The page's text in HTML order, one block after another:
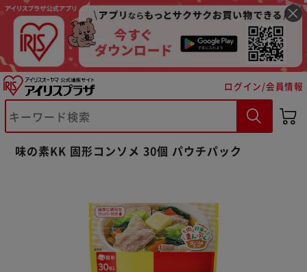
ログイン/会員情報
味の素KK 固形コンソメ 30個 パウチパック
※ご確認ください
カートに入れる 購入手続きへ